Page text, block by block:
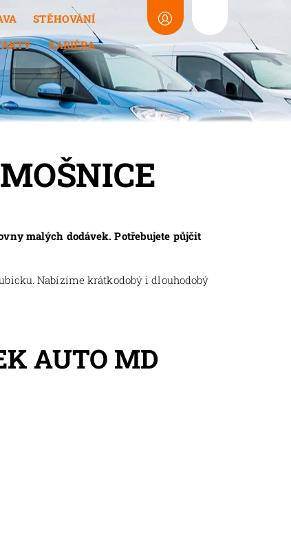
STĚHOVÁNÍ
KARIÉRA
malých dodávek. Potřebujete půjčit
Nabízíme krátkodobý i dlouhodobý
AUTO MD